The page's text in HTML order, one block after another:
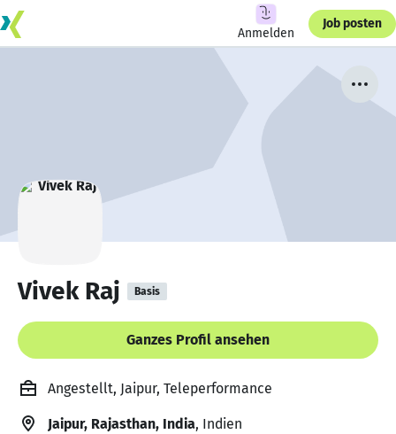
Anmelden
Job posten
Vivek Raj Basis
Ganzes Profil ansehen
Angestellt, Jaipur, Teleperformance
Jaipur, Rajasthan, India, Indien